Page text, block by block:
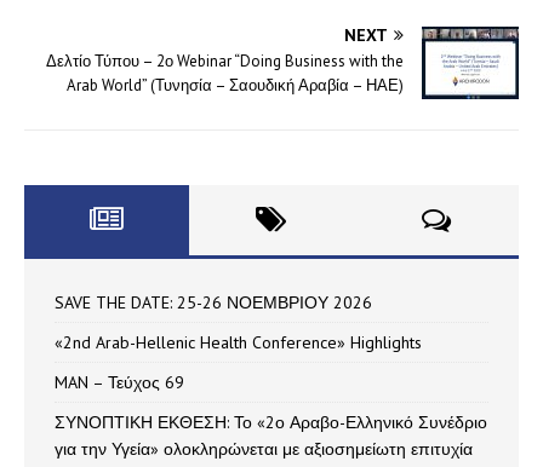
NEXT
Δελτίο Τύπου – 2ο Webinar “Doing Business with the
Arab World” (Τυνησία – Σαουδική Αραβία – ΗΑΕ)
SAVE THE DATE: 25-26 ΝΟΕΜΒΡΙΟΥ 2026
«2nd Arab-Hellenic Health Conference» Highlights
MAN – Τεύχος 69
ΣΥΝΟΠΤΙΚΗ ΕΚΘΕΣΗ: Το «2ο Αραβο-Ελληνικό Συνέδριο
για την Υγεία» ολοκληρώνεται με αξιοσημείωτη επιτυχία